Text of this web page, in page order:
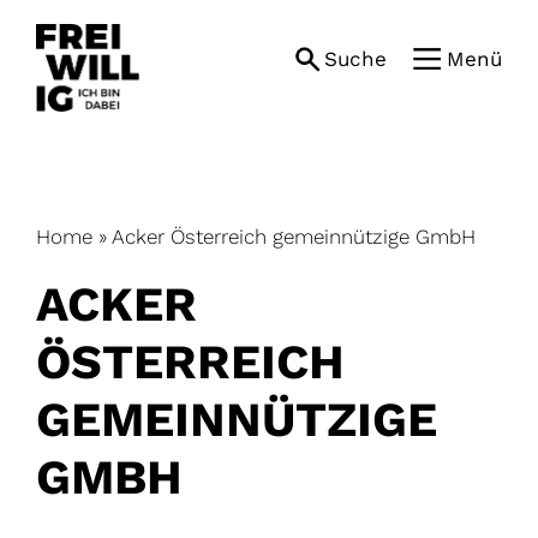
content
Suche Menü
Home » Acker Österreich gemeinnützige GmbH
ACKER
ÖSTERREICH
GEMEINNÜTZIGE
GMBH